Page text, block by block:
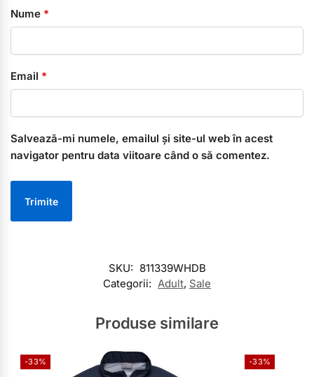
Nume *
Email *
Salvează-mi numele, emailul și site-ul web în acest
navigator pentru data viitoare când o să comentez.
SKU: 811339WHDB
Categorii: Adult, Sale
Produse similare
-33% -33%